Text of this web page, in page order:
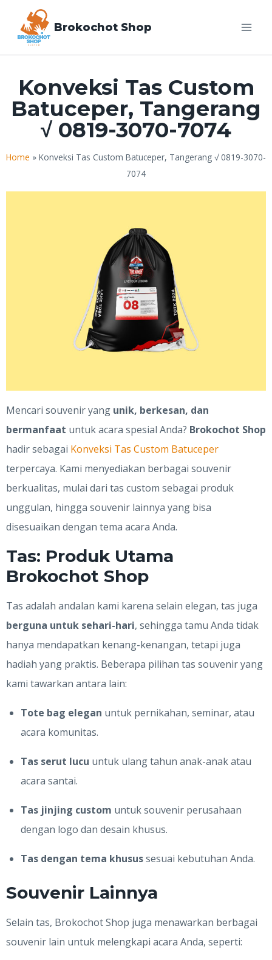
Brokochot Shop
Konveksi Tas Custom
Batuceper, Tangerang
√ 0819-3070-7074
Home » Konveksi Tas Custom Batuceper, Tangerang √ 0819-3070-
7074
Mencari souvenir yang unik, berkesan, dan
bermanfaat untuk acara spesial Anda? Brokochot Shop
hadir sebagai Konveksi Tas Custom Batuceper
terpercaya. Kami menyediakan berbagai souvenir
berkualitas, mulai dari tas custom sebagai produk
unggulan, hingga souvenir lainnya yang bisa
disesuaikan dengan tema acara Anda.
Tas: Produk Utama
Brokochot Shop
Tas adalah andalan kami karena selain elegan, tas juga
berguna untuk sehari-hari, sehingga tamu Anda tidak
hanya mendapatkan kenang-kenangan, tetapi juga
hadiah yang praktis. Beberapa pilihan tas souvenir yang
kami tawarkan antara lain:
Tote bag elegan untuk pernikahan, seminar, atau
acara komunitas.
Tas serut lucu untuk ulang tahun anak-anak atau
acara santai.
Tas jinjing custom untuk souvenir perusahaan
dengan logo dan desain khusus.
Tas dengan tema khusussesuai kebutuhan Anda.
Souvenir Lainnya
Selain tas, Brokochot Shop juga menawarkan berbagai
souvenir lain untuk melengkapi acara Anda, seperti: